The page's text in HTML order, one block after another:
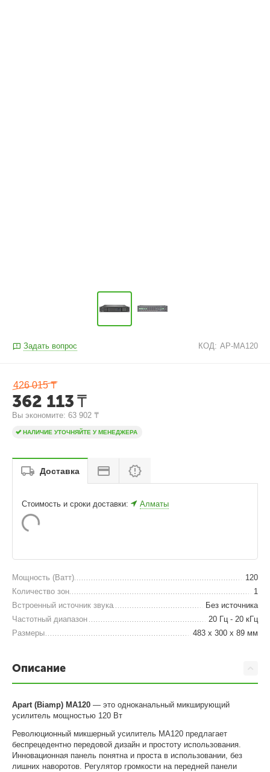
Задать вопрос КОД: AP-MA120
426 015 ₸
362 113₸
Вы экономите: 63 902 ₸
НАЛИЧИЕ УТОЧНЯЙТЕ У МЕНЕДЖЕРА
Доставка
Стоимость и сроки доставки: Алматы
Мощность (Ватт)
120
Количество зон
1
Встроенный источник звука
Без источника
Частотный диапазон
20 Гц - 20 кГц
Размеры
483 х 300 х 89 мм
Описание
Apart (Biamp) MA120 — это одноканальный микширующий
усилитель мощностью 120 Вт
Революционный микшерный усилитель MA120 предлагает
беспрецедентно передовой дизайн и простоту использования.
Инновационная панель понятна и проста в использовании, без
лишних наворотов. Регулятор громкости на передней панели